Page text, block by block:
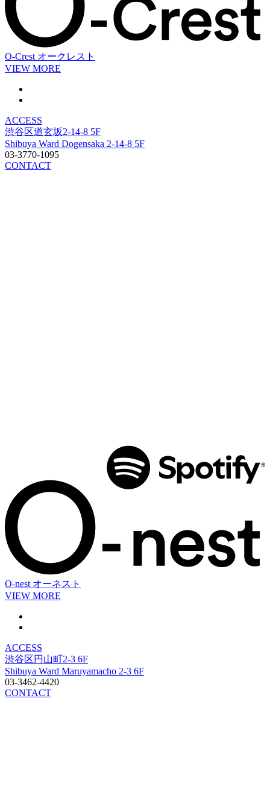
O-Crest オークレスト
VIEW MORE
ACCESS
渋谷区道玄坂2-14-8 5F
Shibuya Ward Dogensaka 2-14-8 5F
03-3770-1095
CONTACT
O-nest オーネスト
VIEW MORE
ACCESS
渋谷区円山町2-3 6F
Shibuya Ward Maruyamacho 2-3 6F
03-3462-4420
CONTACT